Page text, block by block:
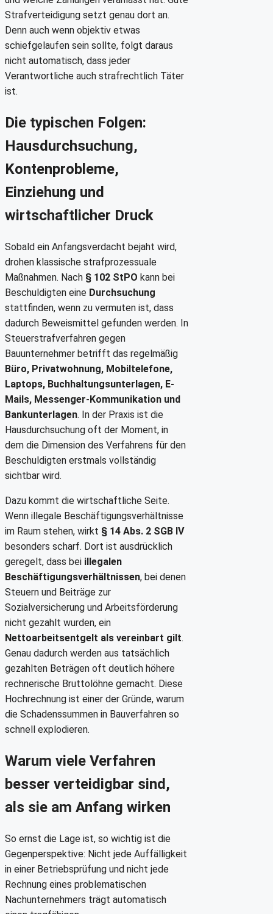
Strafverteidigung setzt genau dort an.
Denn auch wenn objektiv etwas
schiefgelaufen sein sollte, folgt daraus
nicht automatisch, dass jeder
Verantwortliche auch strafrechtlich Täter
ist.
Die typischen Folgen:
Hausdurchsuchung,
Kontenprobleme,
Einziehung und
wirtschaftlicher Druck
Sobald ein Anfangsverdacht bejaht wird,
drohen klassische strafprozessuale
Maßnahmen. Nach § 102 StPO kann bei
Beschuldigten eine Durchsuchung
stattfinden, wenn zu vermuten ist, dass
dadurch Beweismittel gefunden werden. In
Steuerstrafverfahren gegen
Bauunternehmer betrifft das regelmäßig
Büro, Privatwohnung, Mobiltelefone,
Laptops, Buchhaltungsunterlagen, E-
Mails, Messenger-Kommunikation und
Bankunterlagen. In der Praxis ist die
Hausdurchsuchung oft der Moment, in
dem die Dimension des Verfahrens für den
Beschuldigten erstmals vollständig
sichtbar wird.
Dazu kommt die wirtschaftliche Seite.
Wenn illegale Beschäftigungsverhältnisse
im Raum stehen, wirkt § 14 Abs. 2 SGB IV
besonders scharf. Dort ist ausdrücklich
geregelt, dass bei illegalen
Beschäftigungsverhältnissen, bei denen
Steuern und Beiträge zur
Sozialversicherung und Arbeitsförderung
nicht gezahlt wurden, ein
Nettoarbeitsentgelt als vereinbart gilt.
Genau dadurch werden aus tatsächlich
gezahlten Beträgen oft deutlich höhere
rechnerische Bruttolöhne gemacht. Diese
Hochrechnung ist einer der Gründe, warum
die Schadenssummen in Bauverfahren so
schnell explodieren.
Warum viele Verfahren
besser verteidigbar sind,
als sie am Anfang wirken
So ernst die Lage ist, so wichtig ist die
Gegenperspektive: Nicht jede Auffälligkeit
in einer Betriebsprüfung und nicht jede
Rechnung eines problematischen
Nachunternehmers trägt automatisch